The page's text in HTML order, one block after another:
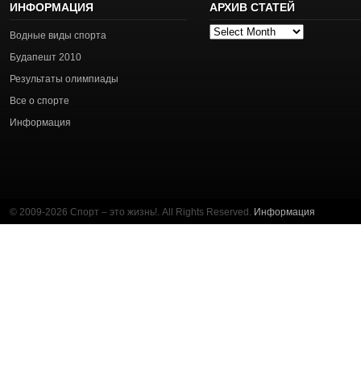
ИНФОРМАЦИЯ
Водные виды спорта
Будапешт 2010
Результаты олимпиады
Все о спорте
Информация
АРХИВ СТАТЕЙ
Архив
© 2009-2026 Спорт – это жизнь!. All Rights Reserved. Информация